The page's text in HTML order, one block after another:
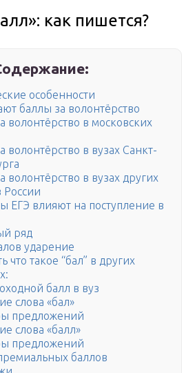
как пишется?
особенности
баллы за волонтёрство
волонтёрство в московских
волонтёрство в вузах Санкт-
волонтёрство в вузах других
России
ЕГЭ влияют на поступление в
ряд
ударение
что такое “бал” в других
балл в вуз
слова «бал»
предложений
слова «балл»
предложений
баллов